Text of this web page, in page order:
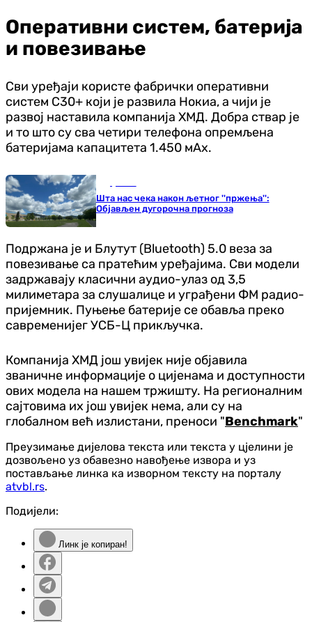
Оперативни систем, батерија
и повезивање
Сви уређаји користе фабрички оперативни
систем С30+ који је развила Нокиа, а чији је
развој наставила компанија ХМД. Добра ствар је
и то што су сва четири телефона опремљена
батеријама капацитета 1.450 мАх.
Шта нас чека након љетног ''пржења'':
Објављен дугорочна прогноза
Подржана је и Блутут (Bluetooth) 5.0 веза за
повезивање са пратећим уређајима. Сви модели
задржавају класични аудио-улаз од 3,5
милиметара за слушалице и уграђени ФМ радио-
пријемник. Пуњење батерије се обавља преко
савременијег УСБ-Ц прикључка.
Компанија ХМД још увијек није објавила
званичне информације о цијенама и доступности
ових модела на нашем тржишту. На регионалним
сајтовима их још увијек нема, али су на
глобалном већ излистани, преноси "Benchmark"
Преузимање дијелова текста или текста у цјелини је
дозвољено уз обавезно навођење извора и уз
постављање линка ка изворном тексту на порталу
atvbl.rs.
Подијели:
Линк је копиран!